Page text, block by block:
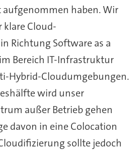
aufgenommen haben. Wir
klare Cloud-
Richtung Software as a
Bereich IT-Infrastruktur
Hybrid-Cloudumgebungen.
wird unser
außer Betrieb gehen
davon in eine Colocation
sollte jedoch